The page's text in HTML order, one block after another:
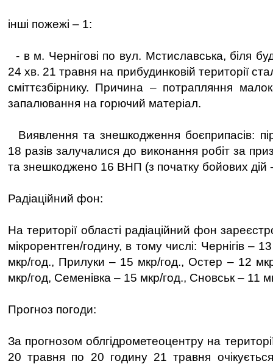
інші пожежі – 1:
- в м. Чернігові по вул. Мстиславська, біля
24 хв. 21 травня на прибудинковій території
сміттєзбірнику. Причина – потрапляння
запалювання на горючий матеріал.
Виявлення та знешкодження боєприпасів:
18 разів залучалися до виконання робіт за
та знешкоджено 16 ВНП (з початку бойових
Радіаційний фон:
На території області радіаційний фон
мікрорентген/годину, в тому числі: Чернігів –
мкр/год., Прилуки – 15 мкр/год., Остер – 12
мкр/год, Семенівка – 15 мкр/год., Сновськ – 11
Прогноз погоди:
За прогнозом облгідрометеоцентру на
20 травня по 20 годину 21 травня